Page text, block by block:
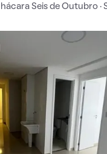
Seis de Outubro ·